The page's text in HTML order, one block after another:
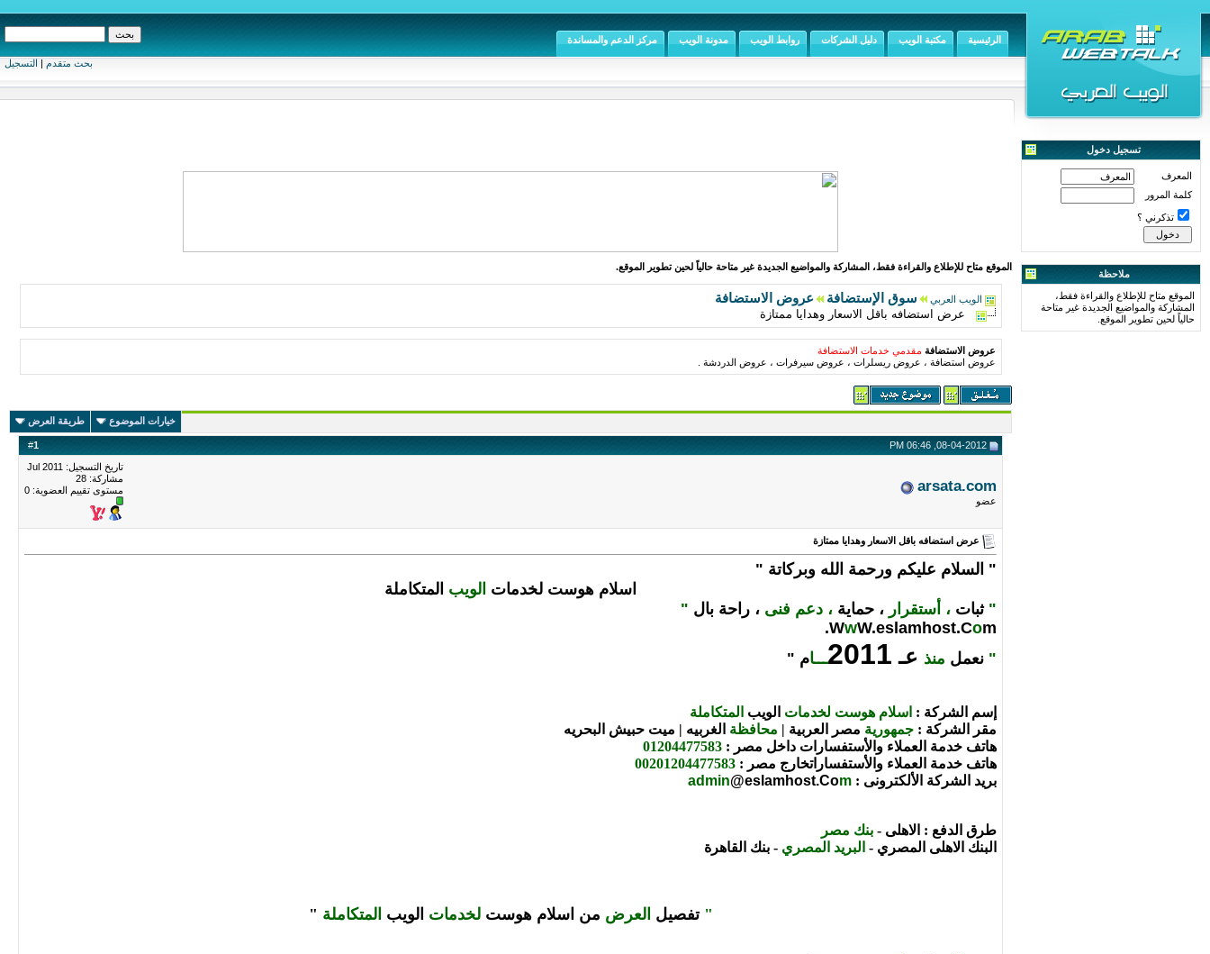
بحث متقدم | التسجيل
الرئيسية مكتبة الويب دليل الشركات روابط الويب مدونة الويب مركز الدعم والمساندة
تسجيل دخول
المعرف
كلمة المرور
تذكرني ؟
ملاحظة
الموقع متاح للإطلاع والقراءة فقط،
المشاركة والمواضيع الجديدة غير متاحة
حالياً لحين تطوير الموقع.
الموقع متاح للإطلاع والقراءة فقط، المشاركة والمواضيع الجديدة غير متاحة حالياً لحين تطوير الموقع.
الويب العربي سوق الإستضافة عروض الاستضافة
عرض استضافه باقل الاسعار وهدايا ممتازة
عروض الاستضافة مقدمي خدمات الاستضافة
عروض استضافة ، عروض ريسلرات ، عروض سيرفرات ، عروض الدردشة .
خيارات الموضوع طريقة العرض
#1
arsata.com
عضو
تاريخ التسجيل: Jul 2011
مشاركة: 28
مستوى تقييم العضوية: 0
عرض استضافه باقل الاسعار وهدايا ممتازة
" السلام عليكم ورحمة الله وبركاتة "
اسلام هوست لخدمات الويب المتكاملة
" ثبات ، أستقرار ، حماية ، دعم فنى ، راحة بال "
WwW.eslamhost.Com.
" نعمل منذ عـ 2011ـــام "
إسم الشركة : اسلام هوست لخدمات الويب المتكاملة
مقر
الشركة : جمهورية مصر العربية | محافظة الغربيه | ميت حبيش البحريه
هاتف خدمة العملاء والأستفسارات داخل مصر : 01204477583
هاتف خدمة العملاء والأستفساراتخارج مصر : 00201204477583
بريد الشركة الألكترونى :
admin@eslamhost.Com
طرق الدفع : الاهلى - بنك مصر
البنك الاهلى المصري - البريد المصري - بنك القاهرة
" تفصيل العرض من اسلام هوستلخدمات الويب المتكاملة "